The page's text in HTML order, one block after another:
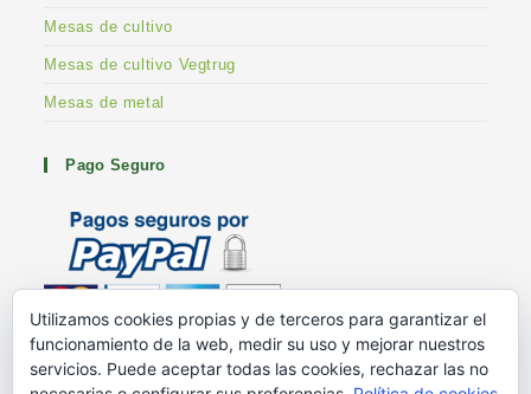
Mesas de cultivo
Mesas de cultivo Vegtrug
Mesas de metal
Pago Seguro
Metodos de pago
G+ Huertoshop
Utilizamos cookies propias y de terceros para garantizar el
funcionamiento de la web, medir su uso y mejorar nuestros
servicios. Puede aceptar todas las cookies, rechazar las no